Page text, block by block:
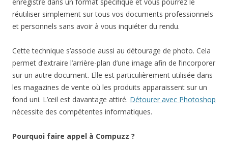
réutiliser simplement sur tous vos documents professionnels
et personnels sans avoir à vous inquiéter du rendu.
Cette technique s’associe aussi au détourage de photo. Cela
permet d’extraire l’arrière-plan d’une image afin de l’incorporer
sur un autre document. Elle est particulièrement utilisée dans
les magazines de vente où les produits apparaissent sur un
fond uni. L’œil est davantage attiré. Détourer avec Photoshop
nécessite des compétentes informatiques.
Pourquoi faire appel à Compuzz ?